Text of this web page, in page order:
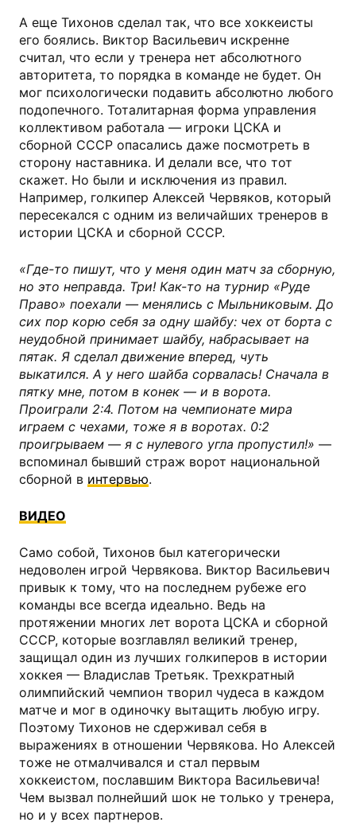
А еще Тихонов сделал так, что все хоккеисты
его боялись. Виктор Васильевич искренне
считал, что если у тренера нет абсолютного
авторитета, то порядка в команде не будет. Он
мог психологически подавить абсолютно любого
подопечного. Тоталитарная форма управления
коллективом работала — игроки ЦСКА и
сборной СССР опасались даже посмотреть в
сторону наставника. И делали все, что тот
скажет. Но были и исключения из правил.
Например, голкипер Алексей Червяков, который
пересекался с одним из величайших тренеров в
истории ЦСКА и сборной СССР.
«Где-то пишут, что у меня один матч за сборную,
но это неправда. Три! Как-то на турнир «Руде
Право» поехали — менялись с Мыльниковым. До
сих пор корю себя за одну шайбу: чех от борта с
неудобной принимает шайбу, набрасывает на
пятак. Я сделал движение вперед, чуть
выкатился. А у него шайба сорвалась! Сначала в
пятку мне, потом в конек — и в ворота.
Проиграли 2:4. Потом на чемпионате мира
играем с чехами, тоже я в воротах. 0:2
проигрываем — я с нулевого угла пропустил!» —
вспоминал бывший страж ворот национальной
сборной в интервью.
ВИДЕО
Само собой, Тихонов был категорически
недоволен игрой Червякова. Виктор Васильевич
привык к тому, что на последнем рубеже его
команды все всегда идеально. Ведь на
протяжении многих лет ворота ЦСКА и сборной
СССР, которые возглавлял великий тренер,
защищал один из лучших голкиперов в истории
хоккея — Владислав Третьяк. Трехкратный
олимпийский чемпион творил чудеса в каждом
матче и мог в одиночку вытащить любую игру.
Поэтому Тихонов не сдерживал себя в
выражениях в отношении Червякова. Но Алексей
тоже не отмалчивался и стал первым
хоккеистом, пославшим Виктора Васильевича!
Чем вызвал полнейший шок не только у тренера,
но и у всех партнеров.